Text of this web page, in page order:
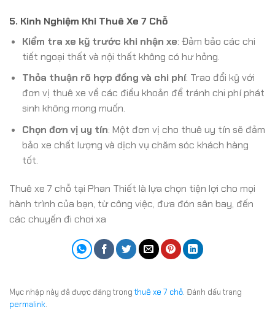
5. Kinh Nghiệm Khi Thuê Xe 7 Chỗ
Kiểm tra xe kỹ trước khi nhận xe: Đảm bảo các chi
tiết ngoại thất và nội thất không có hư hỏng.
Thỏa thuận rõ hợp đồng và chi phí: Trao đổi kỹ với
đơn vị thuê xe về các điều khoản để tránh chi phí phát
sinh không mong muốn.
Chọn đơn vị uy tín: Một đơn vị cho thuê uy tín sẽ đảm
bảo xe chất lượng và dịch vụ chăm sóc khách hàng
tốt.
Thuê xe 7 chỗ tại Phan Thiết là lựa chọn tiện lợi cho mọi
hành trình của bạn, từ công việc, đưa đón sân bay, đến
các chuyến đi chơi xa
Mục nhập này đã được đăng trongthuê xe 7 chỗ. Đánh dấu trang
permalink.